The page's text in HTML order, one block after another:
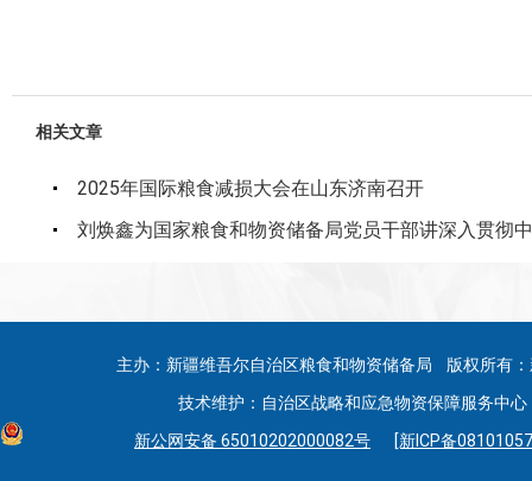
相关文章
2025年国际粮食减损大会在山东济南召开
刘焕鑫为国家粮食和物资储备局党员干部讲深入贯彻
主办：新疆维吾尔自治区粮食和物资储备局 版权所有
技术维护：自治区战略和应急物资保障服务中
新公网安备 65010202000082号
[新ICP备